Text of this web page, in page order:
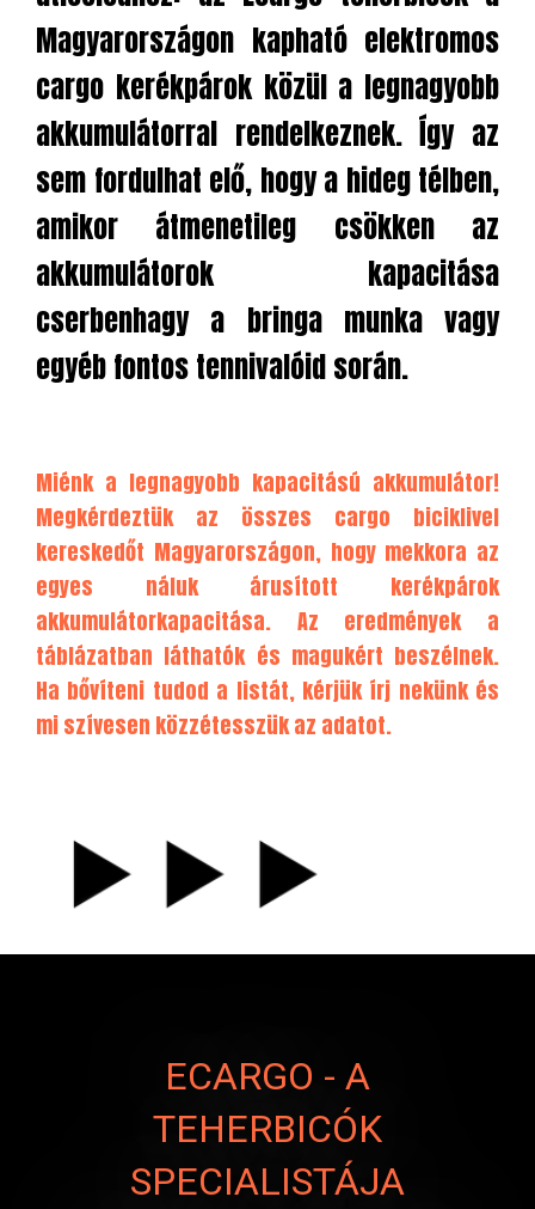
Magyarországon kapható elektromos
cargo kerékpárok közül a legnagyobb
akkumulátorral rendelkeznek. Így az
sem fordulhat elő, hogy a hideg télben,
amikor átmenetileg csökken az
akkumulátorok kapacitása
cserbenhagy a bringa munka vagy
egyéb fontos tennivalóid során.
Miénk a legnagyobb kapacitású akkumulátor!
Megkérdeztük az összes cargo biciklivel
kereskedőt Magyarországon, hogy mekkora az
egyes náluk árusított kerékpárok
akkumulátorkapacitása. Az eredmények a
táblázatban láthatók és magukért beszélnek.
Ha bővíteni tudod a listát, kérjük írj nekünkés
mi szívesen közzétesszük az adatot.
ECARGO - A
TEHERBICÓK
SPECIALISTÁJA